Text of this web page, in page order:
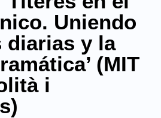
Uniendo
diarias y la
(MIT
i